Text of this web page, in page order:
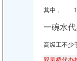
_论坛_天涯社区
工商信息】-阿土伯工商信
其中， 1．
一碗水代
高级工不少